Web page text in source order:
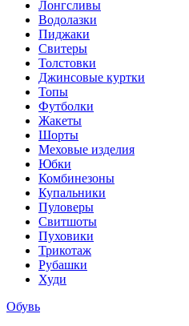
Лонгсливы
Водолазки
Пиджаки
Свитеры
Толстовки
Джинсовые куртки
Топы
Футболки
Жакеты
Шорты
Меховые изделия
Юбки
Комбинезоны
Купальники
Пуловеры
Свитшоты
Пуховики
Трикотаж
Рубашки
Худи
Обувь